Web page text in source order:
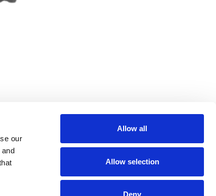
our
Allow all
Allow selection
Deny